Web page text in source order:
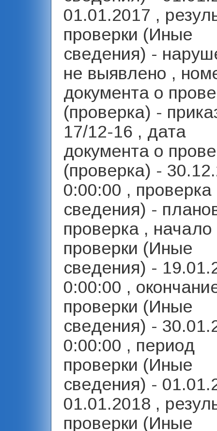
01.01.2017 ,
проверки (Иные
сведения) -
не выявлено ,
документа о
(проверка) -
17/12-16 , дата
документа о
(проверка) -
0:00:00 ,
сведения) -
проверка , начало
проверки (Иные
сведения) -
0:00:00 ,
проверки (Иные
сведения) -
0:00:00 , период
проверки (Иные
сведения) -
01.01.2018 ,
проверки (Иные